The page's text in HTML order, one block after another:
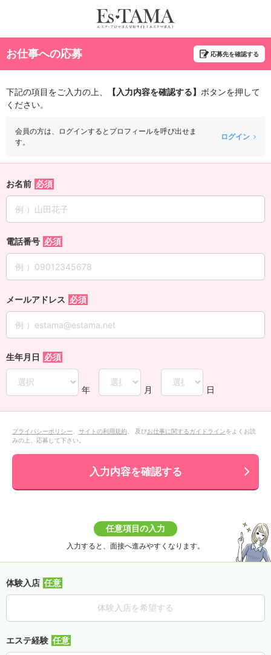
お仕事への応募 応募先を確認する
下記の項目をご入力の上、 【入力内容を確認する】 ボタンを押して
ください。
会員の方は、ログインするとプロフィールを呼び出せま
す。
ログイン
お名前
電話番号
メールアドレス
生年月日
年 月 日
プライバシーポリシー サイトの利用規約 、 及びお仕事に関するガイドラインをよくお読
みの上、応募して下さい。
入力内容を確認する
任意項目の入力
入力すると、面接へ進みやすくなります。
体験入店
体験入店を希望する
エステ経験